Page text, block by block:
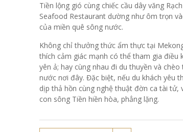
Tiền lộng gió cùng chiếc cầu dây văng
Seafood Restaurant dường như ôm trọn
của miền quê sông nước.
Không chỉ thưởng thức ẩm thực tại
thích cảm giác mạnh có thể tham gia điều
yên ả; hay cùng nhau đi du thuyền và
nước nơi đây. Đặc biệt, nếu du khách yêu
dịp thả hồn cùng nghệ thuật đờn ca tài
con sông Tiền hiền hòa, phẳng lặng.